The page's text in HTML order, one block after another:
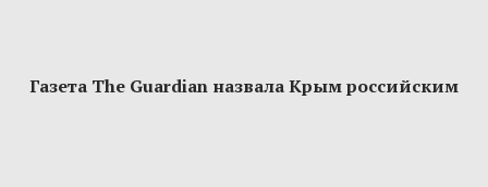
Газета The Guardian назвала Крым российским